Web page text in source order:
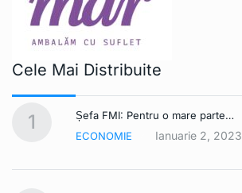
Cele Mai Distribuite
1
Șefa FMI: Pentru o mare parte…
ECONOMIE
Ianuarie 2, 2023